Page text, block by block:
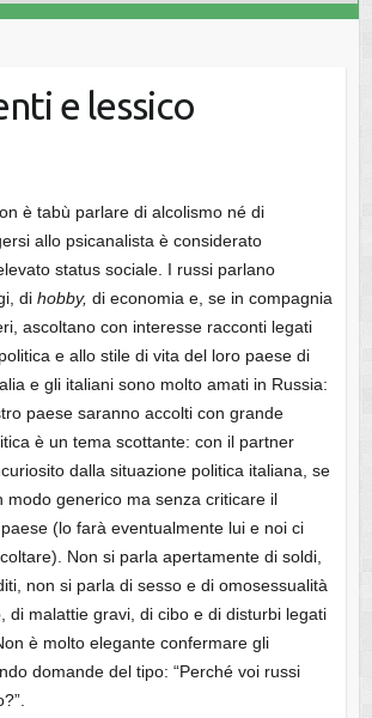
e lessico
è tabù parlare di alcolismo né di
allo psicanalista è considerato
status sociale. I russi parlano
di hobby, di economia e, se in compagnia
ascoltano con interesse racconti legati
e allo stile di vita del loro paese di
e gli italiani sono molto amati in Russia:
paese saranno accolti con grande
è un tema scottante: con il partner
dalla situazione politica italiana, se
modo generico ma senza criticare il
(lo farà eventualmente lui e noi ci
Non si parla apertamente di soldi,
non si parla di sesso e di omosessualità
di malattie gravi, di cibo e di disturbi legati
è molto elegante confermare gli
domande del tipo: “Perché voi russi